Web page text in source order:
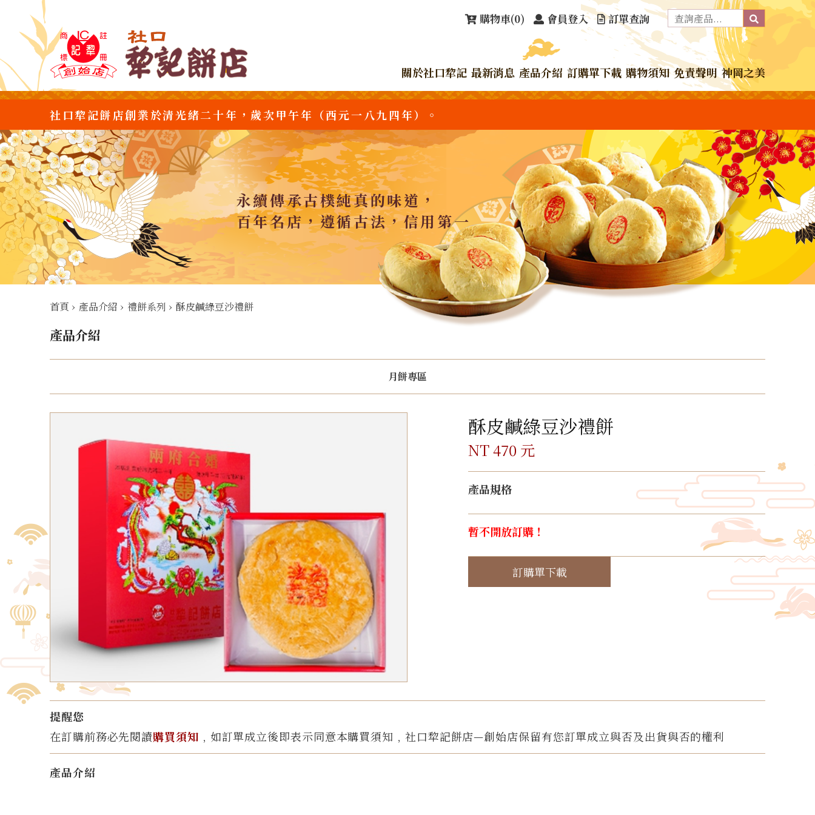
購物車(0) 會員登入 訂單查詢
關於社口犂記 最新消息 產品介紹 訂購單下載 購物須知 免責聲明 神岡之美
社口犂記餅店創業於清光緒二十年，歲次甲午年（西元一八九四年）。
永續傳承古樸純真的味道，
百年名店，遵循古法，信用第一
首頁 › 產品介紹 › 禮餅系列 › 酥皮鹹綠豆沙禮餅
產品介紹
月餅專區
酥皮鹹綠豆沙禮餅
NT 470 元
產品規格
暫不開放訂購！
訂購單下載
提醒您
在訂購前務必先閱讀購買須知 ﹐如訂單成立後即表示同意本購買須知﹐社口犂記餅店—創始店保留有您訂單成立與否及出貨與否的權利
產品介紹